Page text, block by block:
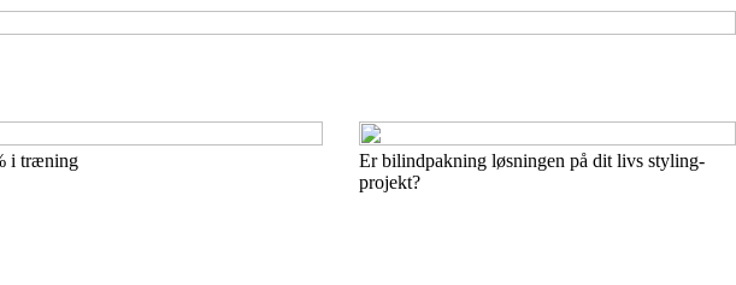
i træning
Er bilindpakning løsningen på dit livs styling-
projekt?